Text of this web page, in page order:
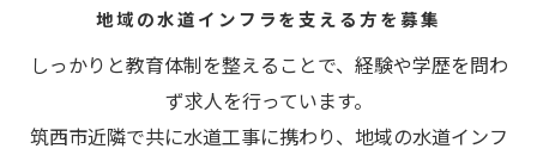
地域の水道インフラを支える方を募集
しっかりと教育体制を整えることで、経験や学歴を問わ
ず求人を行っています。
筑西市近隣で共に水道工事に携わり、地域の水道インフ